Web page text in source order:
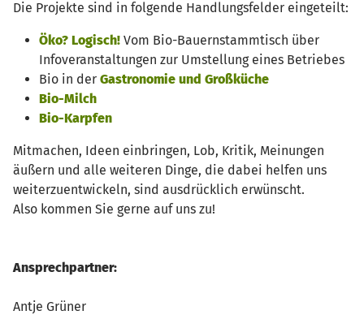
Die Projekte sind in folgende Handlungsfelder eingeteilt:
Öko? Logisch! Vom Bio-Bauernstammtisch über
Infoveranstaltungen zur Umstellung eines Betriebes
Bio in der Gastronomie und Großküche
Bio-Milch
Bio-Karpfen
Mitmachen, Ideen einbringen, Lob, Kritik, Meinungen
äußern und alle weiteren Dinge, die dabei helfen uns
weiterzuentwickeln, sind ausdrücklich erwünscht.
Also kommen Sie gerne auf uns zu!
Ansprechpartner:
Antje Grüner